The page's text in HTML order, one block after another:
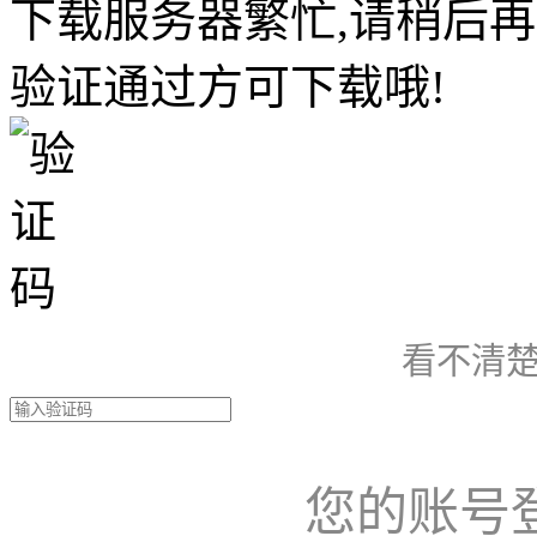
下载服务器繁忙,请稍后
验证通过方可下载哦!
看不清
您的账号